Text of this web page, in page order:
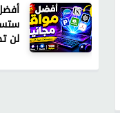
لن